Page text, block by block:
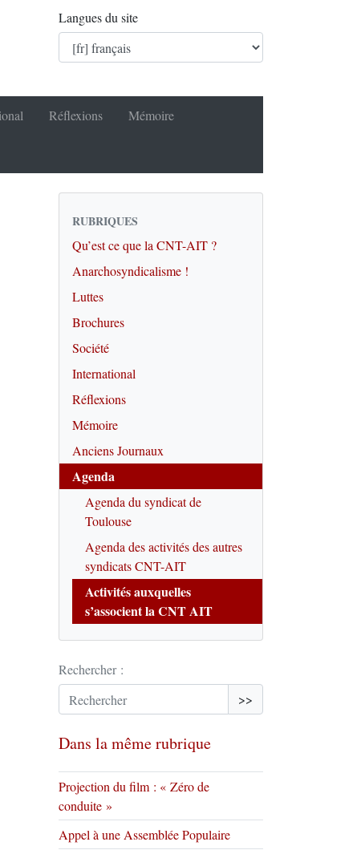
Langues du site
Réflexions Mémoire
RUBRIQUES
Qu’est ce que la CNT-AIT ?
Anarchosyndicalisme !
Luttes
Brochures
Société
International
Réflexions
Mémoire
Anciens Journaux
Agenda
Agenda du syndicat de
Toulouse
Agenda des activités des autres
syndicats CNT-AIT
Activités auxquelles
s’associent la CNT AIT
Rechercher :
>>
Dans la même rubrique
Projection du film : « Zéro de
conduite »
Appel à une Assemblée Populaire